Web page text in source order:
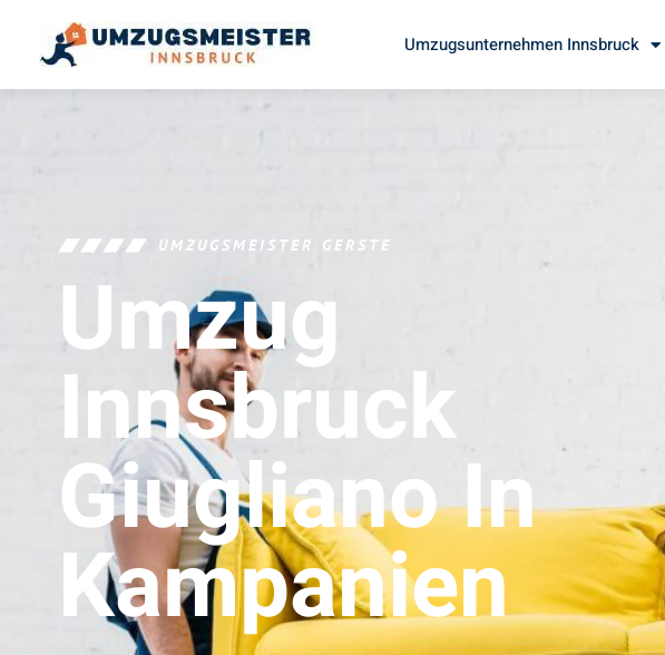
Umzugsunternehmen Innsbruck
UMZUGSMEISTER GERSTE
Umzug
Innsbruck
Giugliano In
Kampanien